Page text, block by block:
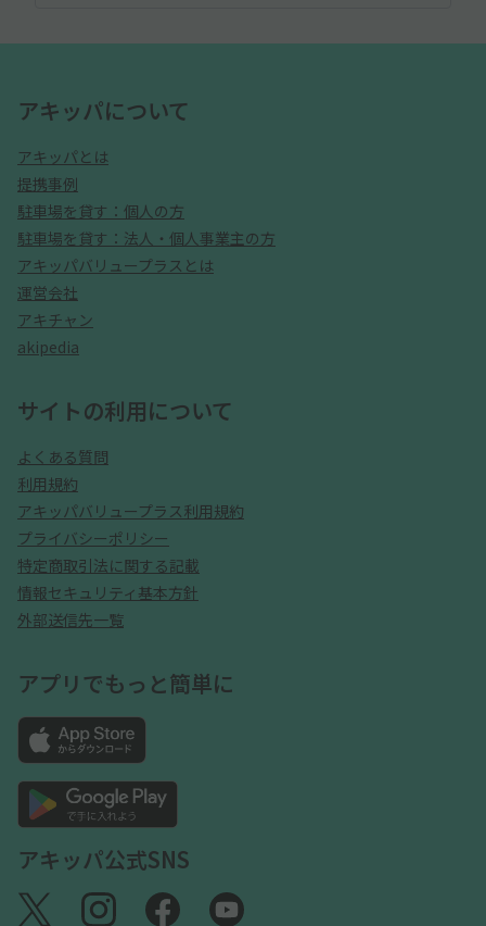
アキッパについて
アキッパとは
提携事例
駐車場を貸す：個人の方
駐車場を貸す：法人・個人事業主の方
アキッパバリュープラスとは
運営会社
アキチャン
akipedia
サイトの利用について
よくある質問
利用規約
アキッパバリュープラス利用規約
プライバシーポリシー
特定商取引法に関する記載
情報セキュリティ基本方針
外部送信先一覧
アプリでもっと簡単に
アキッパ公式SNS